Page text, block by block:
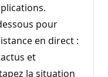
pour
en direct :
et
la situation